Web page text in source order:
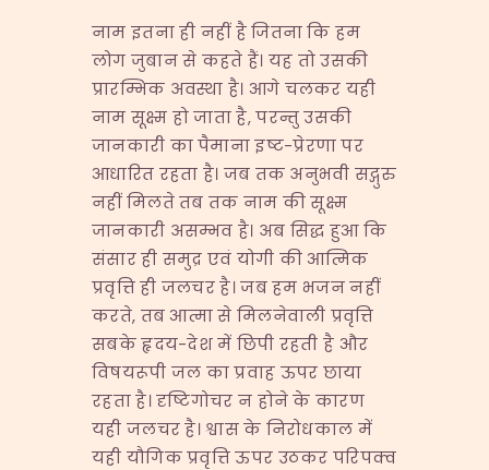
नाम इतना ही नहीं है जितना कि हम
लोग जुबान से कहते हैं। यह तो उसकी
प्रारम्भिक अवस्था है। आगे चलकर यही
नाम सूक्ष्म हो जाता है, परन्तु उसकी
जानकारी का पैमाना इष्ट-प्रेरणा पर
आधारित रहता है। जब तक अनुभवी सद्गुरु
नहीं मिलते तब तक नाम की सूक्ष्म
जानकारी असम्भव है। अब सिद्ध हुआ कि
संसार ही समुद्र एवं योगी की आत्मिक
प्रवृत्ति ही जलचर है। जब हम भजन नहीं
करते, तब आत्मा से मिलनेवाली प्रवृत्ति
सबके हृदय-देश में छिपी रहती है और
विषयरूपी जल का प्रवाह ऊपर छाया
रहता है। दृष्टिगोचर न होने के कारण
यही जलचर है। श्वास के निरोधकाल में
यही यौगिक प्रवृत्ति ऊपर उठकर परिपक्व